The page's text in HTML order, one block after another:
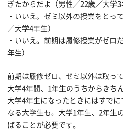
ぎたからだよ（男性／22歳／大学3
・いいえ。ゼミ以外の授業をとっ
／大学4年生）
・いいえ。前期は履修授業がゼロ
年生）
前期は履修ゼロ、ゼミ以外は取っ
大学4年間、1年生のうちからきち
大学4年生になったときにはすで
なる大学生も。大学1年生、2年生
ばることが必要です。